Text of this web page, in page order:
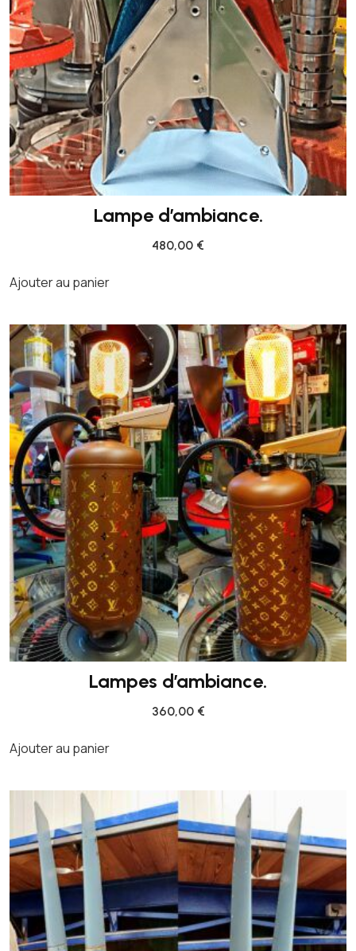
O
T
T
E
D
E
C
A
N
O
Lampe d’ambiance.
480,00 €
Ajouter au panier
Lampes d’ambiance.
360,00 €
Ajouter au panier